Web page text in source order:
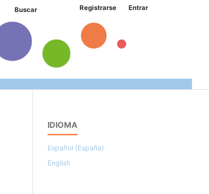
Buscar Registrarse Entrar
IDIOMA
Español (España)
English